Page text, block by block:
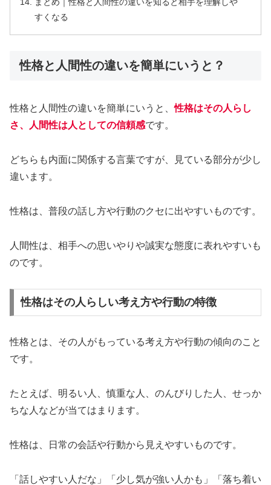
すくなる
性格と人間性の違いを簡単にいうと？
性格と人間性の違いを簡単にいうと、性格はその人らし
さ、人間性は人としての信頼感です。
どちらも内面に関係する言葉ですが、見ている部分が少し
違います。
性格は、普段の話し方や行動のクセに出やすいものです。
人間性は、相手への思いやりや誠実な態度に表れやすいも
のです。
性格はその人らしい考え方や行動の特徴
性格とは、その人がもっている考え方や行動の傾向のこと
です。
たとえば、明るい人、慎重な人、のんびりした人、せっか
ちな人などが当てはまります。
性格は、日常の会話や行動から見えやすいものです。
「話しやすい人だな」「少し気が強い人かも」「落ち着い